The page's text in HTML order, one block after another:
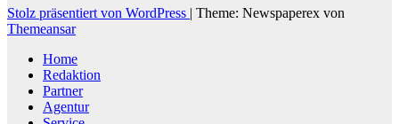
Stolz präsentiert von WordPress | Theme: Newspaperex von
Themeansar
Home
Redaktion
Partner
Agentur